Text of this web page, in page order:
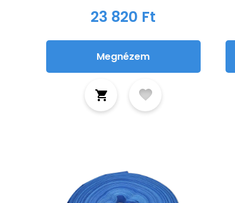
23 820 Ft
Megnézem